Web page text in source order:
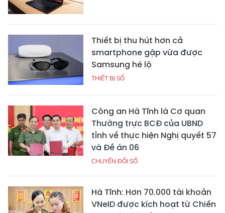
Thiết bị thu hút hơn cả
smartphone gập vừa được
Samsung hé lộ
THIẾT BỊ SỐ
Công an Hà Tĩnh là Cơ quan
Thường trực BCĐ của UBND
tỉnh về thực hiện Nghị quyết 57
và Đề án 06
CHUYỂN ĐỔI SỐ
Hà Tĩnh: Hơn 70.000 tài khoản
VNeID được kích hoạt từ Chiến